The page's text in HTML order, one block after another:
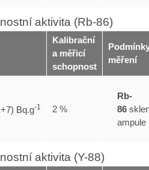
aktivita (Rb-86)
Kalibrační
a měřicí
schopnost
měření
Bq.g-1 2 %
Rb-
86
ampule
aktivita (Y-88)